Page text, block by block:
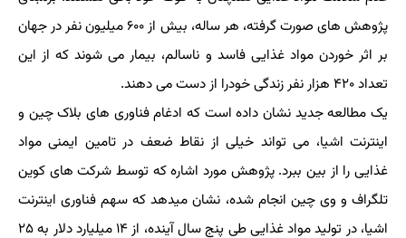
پژوهش های صورت گرفته، هر ساله، بیش از ۶۰۰ میلیون نفر در جهان
بر اثر خوردن مواد غذایی فاسد و ناسالم، بیمار می شوند که از این
تعداد ۴۲۰ هزار نفر زندگی خودرا از دست می دهند.
یک مطالعه جدید نشان داده است که ادغام فناوری های بلاک چین و
اینترنت اشیا، می تواند خیلی از نقاط ضعف در تامین ایمنی مواد
غذایی را از بین ببرد. پژوهش مورد اشاره که توسط شرکت های کوین
تلگراف و وی چین انجام شده، نشان میدهد که سهم فناوری اینترنت
اشیا، در تولید مواد غذایی طی پنج سال آینده، از ۱۴ میلیارد دلار به ۲۵